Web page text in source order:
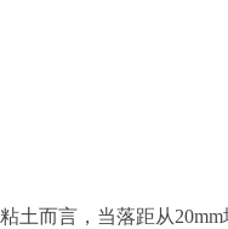
而言，当落距从20mm